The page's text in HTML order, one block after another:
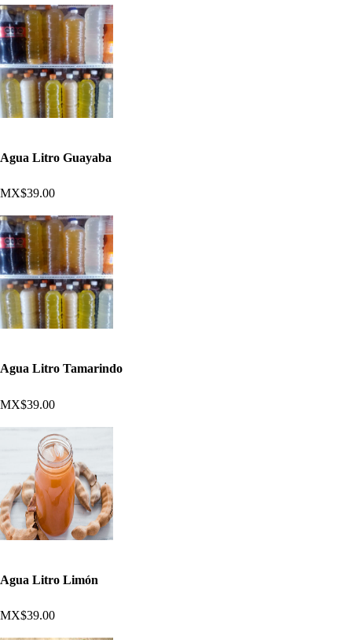
Agua Litro Guayaba
MX$39.00
Agua Litro Tamarindo
MX$39.00
Agua Litro Limón
MX$39.00